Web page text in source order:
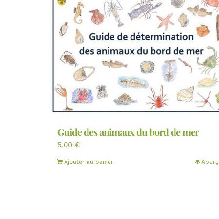
Guide des animaux du bord de mer
5,00 €
Ajouter au panier